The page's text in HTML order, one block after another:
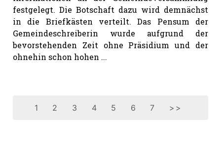
festgelegt. Die Botschaft dazu wird demnächst
in die Briefkästen verteilt. Das Pensum der
Gemeindeschreiberin wurde aufgrund der
bevorstehenden Zeit ohne Präsidium und der
ohnehin schon hohen ...
1 2 3 4 5 6 7 >>